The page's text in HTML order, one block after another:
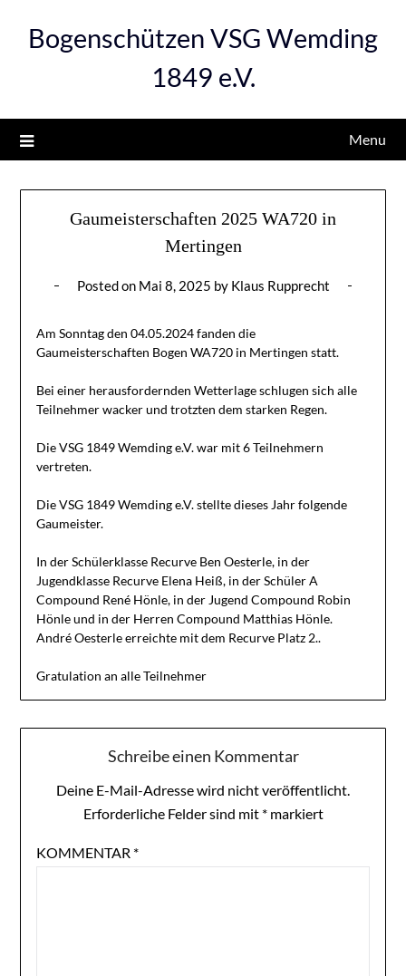
Bogenschützen VSG Wemding
1849 e.V.
Menu
Gaumeisterschaften 2025 WA720 in
Mertingen
Posted on Mai 8, 2025 by Klaus Rupprecht
Am Sonntag den 04.05.2024 fanden die
Gaumeisterschaften Bogen WA720 in Mertingen statt.
Bei einer herausfordernden Wetterlage schlugen sich alle
Teilnehmer wacker und trotzten dem starken Regen.
Die VSG 1849 Wemding e.V. war mit 6 Teilnehmern
vertreten.
Die VSG 1849 Wemding e.V. stellte dieses Jahr folgende
Gaumeister.
In der Schülerklasse Recurve Ben Oesterle, in der
Jugendklasse Recurve Elena Heiß, in der Schüler A
Compound René Hönle, in der Jugend Compound Robin
Hönle und in der Herren Compound Matthias Hönle.
André Oesterle erreichte mit dem Recurve Platz 2..
Gratulation an alle Teilnehmer
Schreibe einen Kommentar
Deine E-Mail-Adresse wird nicht veröffentlicht.
Erforderliche Felder sind mit *markiert
KOMMENTAR *